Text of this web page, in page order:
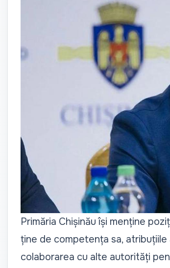
Primăria Chișinău își menține
ține de competența sa,
colaborarea cu alte autorități